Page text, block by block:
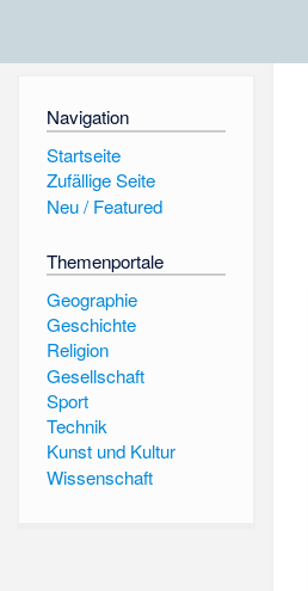
Navigation
Startseite
Zufällige Seite
Neu / Featured
Themenportale
Geographie
Geschichte
Religion
Gesellschaft
Sport
Technik
Kunst und Kultur
Wissenschaft